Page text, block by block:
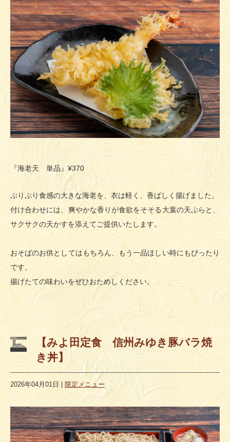
『海老天 単品』¥370
ぷりぷり食感の大きな海老を、衣は軽く、香ばしく揚げました。
付け合わせには、爽やかな香りが食欲をそそる大葉の天ぷらと、
サクサクの天かすを添えてご提供いたします。
おそばのお供としてはもちろん、もう一品ほしい時にもぴったり
です。
揚げたての味わいをぜひおためしください。
【みよ田定食 信州みゆき豚バラ焼
き丼】
2026年04月01日 |限定メニュー